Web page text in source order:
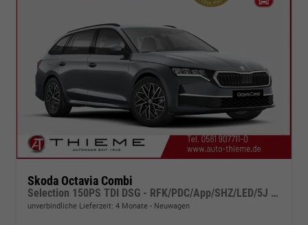
Skoda Octavia Combi
Selection 150PS TDI DSG - RFK/PDC/App/SHZ/LED/5J Garantie
unverbindliche Lieferzeit: 4 Monate Neuwagen